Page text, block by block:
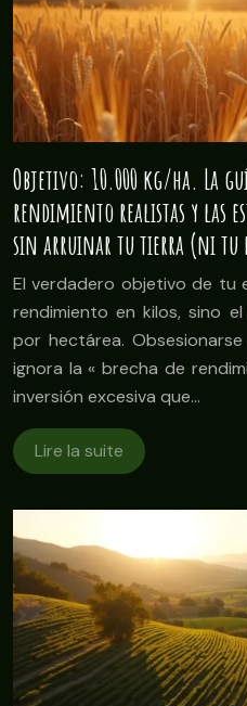
Objetivo: 10.000 kg/ha. La
rendimiento realistas y las
sin arruinar tu tierra (ni tu
El verdadero objetivo de tu
rendimiento en kilos, sino
por hectárea.
ignora la « brecha de
inversión excesiva que…
Lire la suite